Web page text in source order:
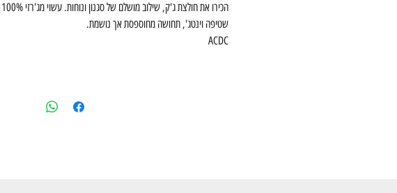
שטיפה וינטג', תחושה מחוספסת אך נושמת.
ACDC